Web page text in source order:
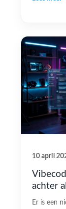
10 april
achter
Er is een